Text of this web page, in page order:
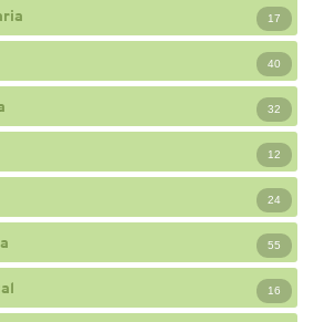
17
40
32
12
24
55
16